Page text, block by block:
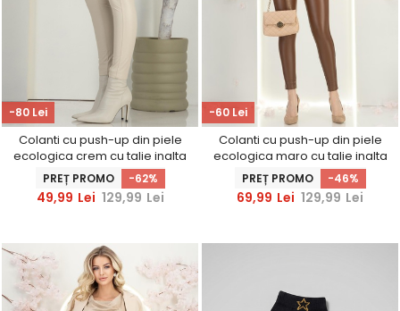
-80 Lei
Colanti cu push-up din piele
ecologica crem cu talie inalta
- SunShine
PREȚ PROMO -62%
49,99 Lei 129,99 Lei
-60 Lei
Colanti cu push-up din piele
ecologica maro cu talie inalta
- SunShine
PREȚ PROMO -46%
69,99 Lei 129,99 Lei